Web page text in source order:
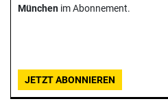
München im Abonnement.
JETZT ABONNIEREN